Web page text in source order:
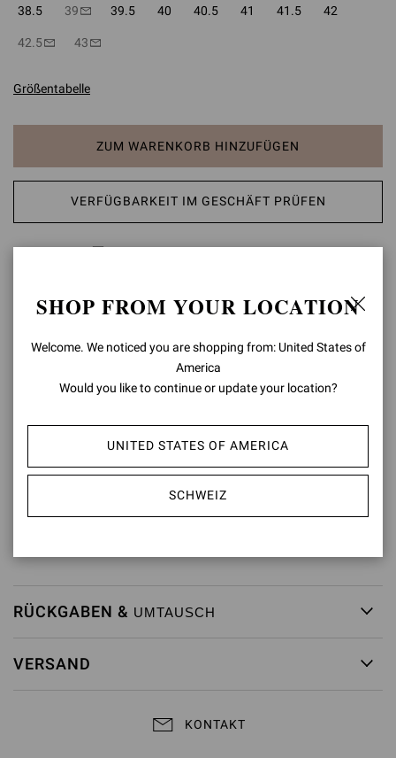
38.5 39 39.5 40 40.5 41 41.5 42
42.5 43
Größentabelle
ZUM WARENKORB HINZUFÜGEN
VERFÜGBARKEIT IM GESCHÄFT PRÜFEN
PRODUKTDETAILS
Die Pantolette Rania Mule 85 aus durchsichtigem Seidenorganza
mit Wildledereinfassung präsentiert sich mit spitz zulaufender,
offener Zehenpartie und ruht auf einem 85 mm hohen
Zusammensetzung: 30% WILDLEDER+ 70% STOFF
RÜCKGABEN & UMTAUSCH
VERSAND
KONTAKT
SHOP FROM YOUR LOCATION
Welcome. We noticed you are shopping from: United States of
America
Would you like to continue or update your location?
UNITED STATES OF AMERICA
SCHWEIZ